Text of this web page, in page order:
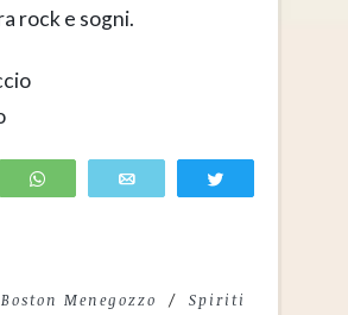
rock e sogni.
WhatsApp
Menegozzo
Spiriti